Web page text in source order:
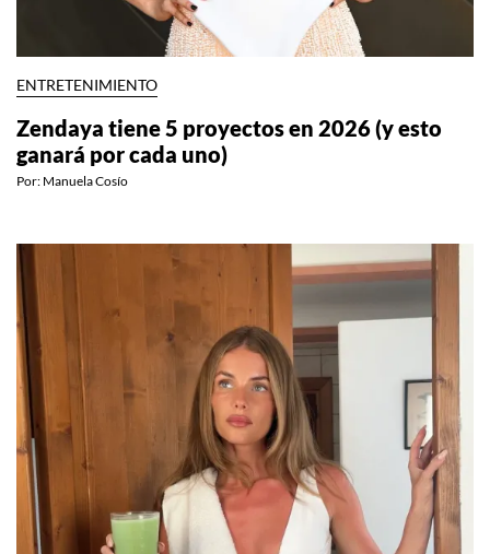
ENTRETENIMIENTO
Zendaya tiene 5 proyectos en 2026 (y esto
ganará por cada uno)
Por: Manuela Cosío